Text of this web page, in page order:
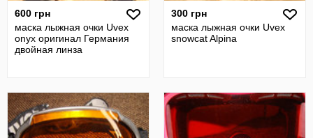
600 грн
маска лыжная очки Uvex
onyx оригинал Германия
двойная линза
300 грн
маска лыжная очки Uvex
snowcat Alpina